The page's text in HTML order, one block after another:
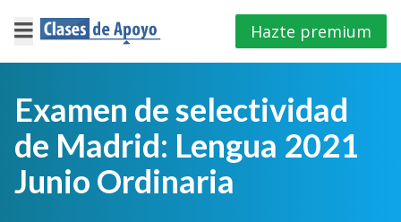
×
Iniciar
sesión
Hazte premium
Examen de selectividad
de Madrid: Lengua 2021
Junio Ordinaria